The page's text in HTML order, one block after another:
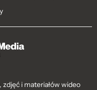
i materiałów wideo